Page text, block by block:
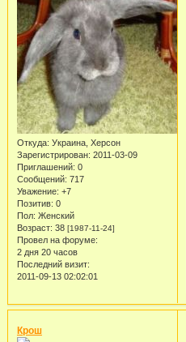
Откуда: Украина, Херсон
Зарегистрирован: 2011-03-09
Приглашений: 0
Сообщений: 717
Уважение: +7
Позитив: 0
Пол: Женский
Возраст: 38 [1987-11-24]
Провел на форуме:
2 дня 20 часов
Последний визит:
2011-09-13 02:02:01
Крош